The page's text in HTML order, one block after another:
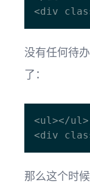
没有任何待
了：
<ul></ul>
那么这个时